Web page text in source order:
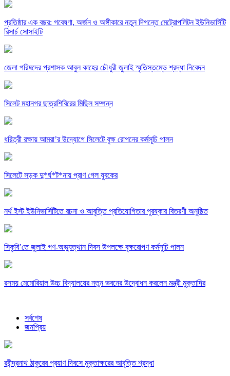
প্রতিষ্ঠার এক বছর: গবেষণা, অর্জন ও অঙ্গীকারে নতুন দিগন্তে মেট্রোপলিটন ইউনিভার্সিটি
রিসার্চ সোসাইটি
জেলা পরিষদের প্রশাসক আবুল কাহের চৌধুরী জুলাই স্মৃতিস্তম্ভে শ্রদ্ধা নিবেদন
সিলেট মহানগর ছাত্রশিবিরের মিছিল সম্পন্ন
ধরিত্রী রক্ষায় আমরা’র উদ্যোগে সিলেটে বৃক্ষ রোপনের কর্মসূচি পালন
সিলেটে সড়ক দু*র্ঘ*ট*নায় প্রাণ গেল যুবকের
নর্থ ইস্ট ইউনিভার্সিটিতে রচনা ও আবৃত্তি প্রতিযোগিতার পুরষ্কার বিতরণী অনুষ্ঠিত
সিকৃবি’তে জুলাই গণ-অভ্যুত্থান দিবস উপলক্ষে বৃক্ষরোপণ কর্মসুচি পালন
রসময় মেমোরিয়াল উচ্চ বিদ্যালয়ের নতুন ভবনের উদ্বোধন করলেন মন্ত্রী মুক্তাদির
সর্বশেষ
জনপ্রিয়
রবীন্দ্রনাথ ঠাকুরের প্রয়াণ দিবসে মুক্তাক্ষরের আবৃত্তি শ্রদ্ধা